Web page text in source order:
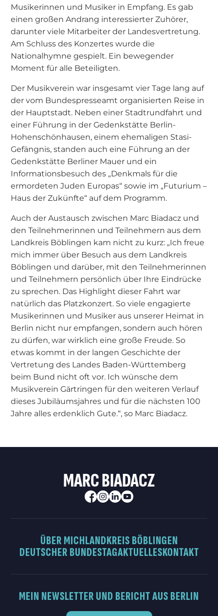
Musikerinnen und Musiker in Empfang. Es gab
einen großen Andrang interessierter Zuhörer,
darunter viele Mitarbeiter der Landesvertretung.
Am Schluss des Konzertes wurde die
Nationalhymne gespielt. Ein bewegender
Moment für alle Beteiligten.
Der Musikverein war insgesamt vier Tage lang auf
der vom Bundespresseamt organisierten Reise in
der Hauptstadt. Neben einer Stadtrundfahrt und
einer Führung in der Gedenkstätte Berlin-
Hohenschönhausen, einem ehemaligen Stasi-
Gefängnis, standen auch eine Führung an der
Gedenkstätte Berliner Mauer und ein
Informationsbesuch des „Denkmals für die
ermordeten Juden Europas“ sowie im „Futurium –
Haus der Zukünfte“ auf dem Programm.
Auch der Austausch zwischen Marc Biadacz und
den Teilnehmerinnen und Teilnehmern aus dem
Landkreis Böblingen kam nicht zu kurz: „Ich freue
mich immer über Besuch aus dem Landkreis
Böblingen und darüber, mit den Teilnehmerinnen
und Teilnehmern persönlich über Ihre Eindrücke
zu sprechen. Das Highlight dieser Fahrt war
natürlich das Platzkonzert. So viele engagierte
Musikerinnen und Musiker aus unserer Heimat in
Berlin nicht nur empfangen, sondern auch hören
zu dürfen, war wirklich eine große Freude. So
etwas kommt in der langen Geschichte der
Vertretung des Landes Baden-Württemberg
beim Bund nicht oft vor. Ich wünsche dem
Musikverein Gärtringen für den weiteren Verlauf
dieses Jubiläumsjahres und für die nächsten 100
Jahre alles erdenklich Gute.“, so Marc Biadacz.
MARC BIADACZ
ÜBER MICHLANDKREIS BÖBLINGEN
DEUTSCHER BUNDESTAGAKTUELLESKONTAKT
MEIN NEWSLETTER UND BERICHT AUS BERLIN